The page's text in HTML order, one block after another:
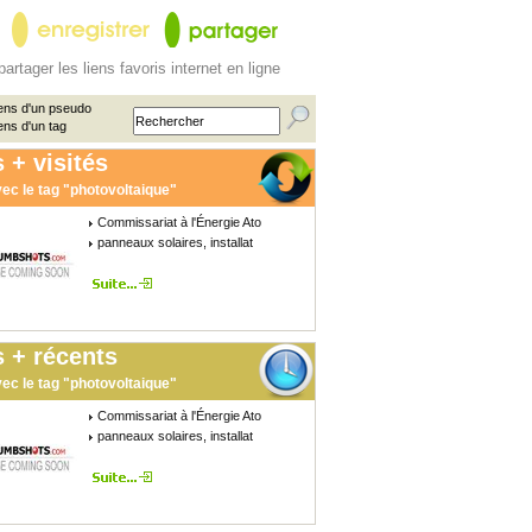
les liens favoris internet en ligne
d'un pseudo
d'un tag
+ visités
le tag "photovoltaique"
Commissariat à l'Énergie Ato
panneaux solaires, installat
+ récents
le tag "photovoltaique"
Commissariat à l'Énergie Ato
panneaux solaires, installat